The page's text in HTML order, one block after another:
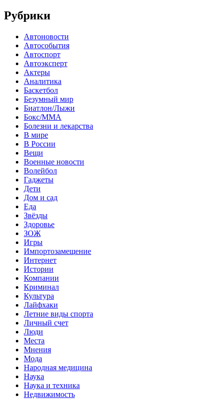
Рубрики
Автоновости
Автособытия
Автоспорт
Автоэксперт
Актеры
Аналитика
Баскетбол
Безумный мир
Биатлон/Лыжи
Бокс/MMA
Болезни и лекарства
В мире
В России
Вещи
Военные новости
Волейбол
Гаджеты
Дети
Дом и сад
Еда
Звёзды
Здоровье
ЗОЖ
Игры
Импортозамещение
Интернет
Истории
Компании
Криминал
Культура
Лайфхаки
Летние виды спорта
Личный счет
Люди
Места
Мнения
Мода
Народная медицина
Наука
Наука и техника
Недвижимость